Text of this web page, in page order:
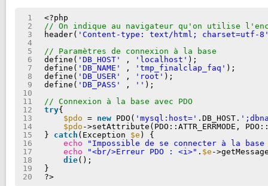
1
2
3
4
5
6
7
8
9
10
11
12
13
14
15
16
17
18
19
20
<?php
// On indique au navigateur qu'on utilise
header( 'Content-type: text/html; charset=utf-
// Paramètres de connexion à la base
define( 'DB_HOST' , 'localhost' );
define( 'DB_NAME' , 'tmp_finalclap_faq' );
define( 'DB_USER' , 'root' );
define( 'DB_PASS' , '' );
// Connexion à la base avec PDO
try{
$pdo
= new PDO( 'mysql:host=' .DB_HOST.
$pdo ->setAttribute(PDO::ATTR_ERRMODE,
} catch (Exception $e ) {
echo
"Impossible de se connecter à la
echo
"<br/>Erreur PDO : <i>" . $e -
die();
}
?>